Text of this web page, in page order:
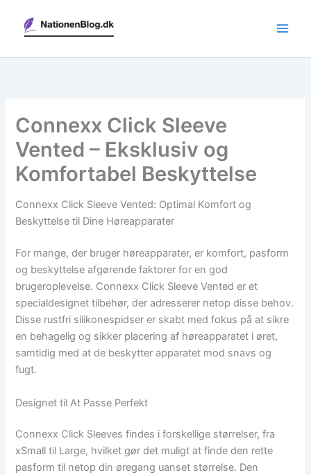
indholdet
Connexx Click Sleeve
Vented – Eksklusiv og
Komfortabel Beskyttelse
Connexx Click Sleeve Vented: Optimal Komfort og
Beskyttelse til Dine Høreapparater
For mange, der bruger høreapparater, er komfort, pasform
og beskyttelse afgørende faktorer for en god
brugeroplevelse. Connexx Click Sleeve Vented er et
specialdesignet tilbehør, der adresserer netop disse behov.
Disse rustfri silikonespidser er skabt med fokus på at sikre
en behagelig og sikker placering af høreapparatet i øret,
samtidig med at de beskytter apparatet mod snavs og
fugt.
Designet til At Passe Perfekt
Connexx Click Sleeves findes i forskellige størrelser, fra
xSmall til Large, hvilket gør det muligt at finde den rette
pasform til netop din øregang uanset størrelse. Den